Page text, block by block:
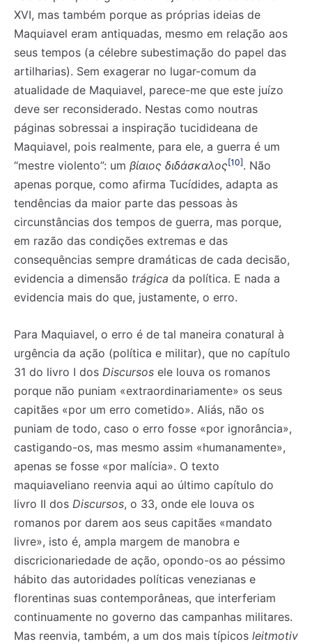
XVI, mas também porque as próprias ideias de
Maquiavel eram antiquadas, mesmo em relação aos
seus tempos (a célebre subestimação do papel das
artilharias). Sem exagerar no lugar-comum da
atualidade de Maquiavel, parece-me que este juízo
deve ser reconsiderado. Nestas como noutras
páginas sobressai a inspiração tucidideana de
Maquiavel, pois realmente, para ele, a guerra é um
“mestre violento”: um βίαιος διδάσκαλος[10]. Não
apenas porque, como afirma Tucídides, adapta as
tendências da maior parte das pessoas às
circunstâncias dos tempos de guerra, mas porque,
em razão das condições extremas e das
consequências sempre dramáticas de cada decisão,
evidencia a dimensão trágica da política. E nada a
evidencia mais do que, justamente, o erro.
Para Maquiavel, o erro é de tal maneira conatural à
urgência da ação (política e militar), que no capítulo
31 do livro I dos Discursos ele louva os romanos
porque não puniam «extraordinariamente» os seus
capitães «por um erro cometido». Aliás, não os
puniam de todo, caso o erro fosse «por ignorância»,
castigando-os, mas mesmo assim «humanamente»,
apenas se fosse «por malícia». O texto
maquiaveliano reenvia aqui ao último capítulo do
livro II dos Discursos, o 33, onde ele louva os
romanos por darem aos seus capitães «mandato
livre», isto é, ampla margem de manobra e
discricionariedade de ação, opondo-os ao péssimo
hábito das autoridades políticas venezianas e
florentinas suas contemporâneas, que interferiam
continuamente no governo das campanhas militares.
Mas reenvia, também, a um dos mais típicos leitmotiv